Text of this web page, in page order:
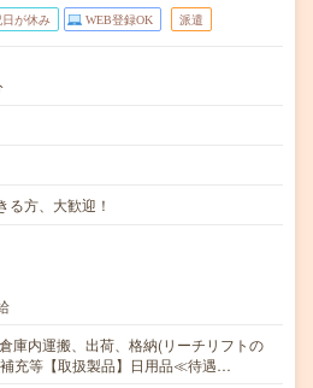
日が休み WEB登録OK 派遣
る方、大歓迎！
庫内運搬、出荷、格納(リーチリフトの
充等【取扱製品】日用品≪待遇…